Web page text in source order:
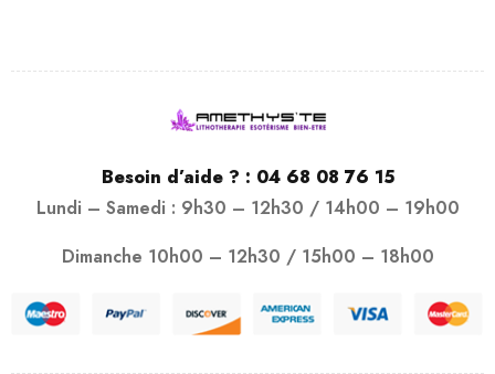
Besoin d’aide ? : 04 68 08 76 15
Lundi – Samedi : 9h30 – 12h30 / 14h00 – 19h00
Dimanche 10h00 – 12h30 / 15h00 – 18h00